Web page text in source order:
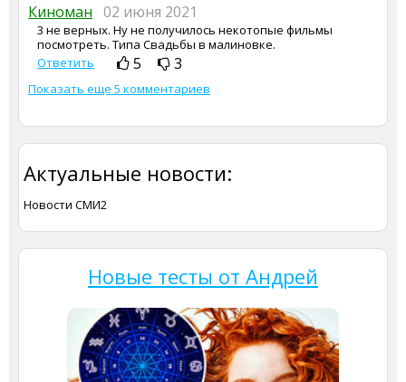
Киноман 02 июня 2021
3 не верных. Ну не получилось некотопые фильмы
посмотреть. Типа Свадьбы в малиновке.
Ответить
5 3
Показать еще 5 комментариев
Актуальные новости:
Новости СМИ2
Новые тесты от Андрей